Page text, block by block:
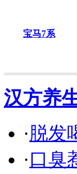
宝马7系
汉方养
·脱发
·口臭